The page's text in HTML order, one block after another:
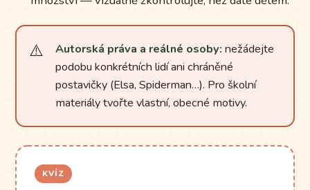
Autorská práva a reálné osoby: nežádejte
podobu konkrétních lidí ani chráněné
postavičky (Elsa, Spiderman…). Pro školní
materiály tvořte vlastní, obecné motivy.
KVÍZ